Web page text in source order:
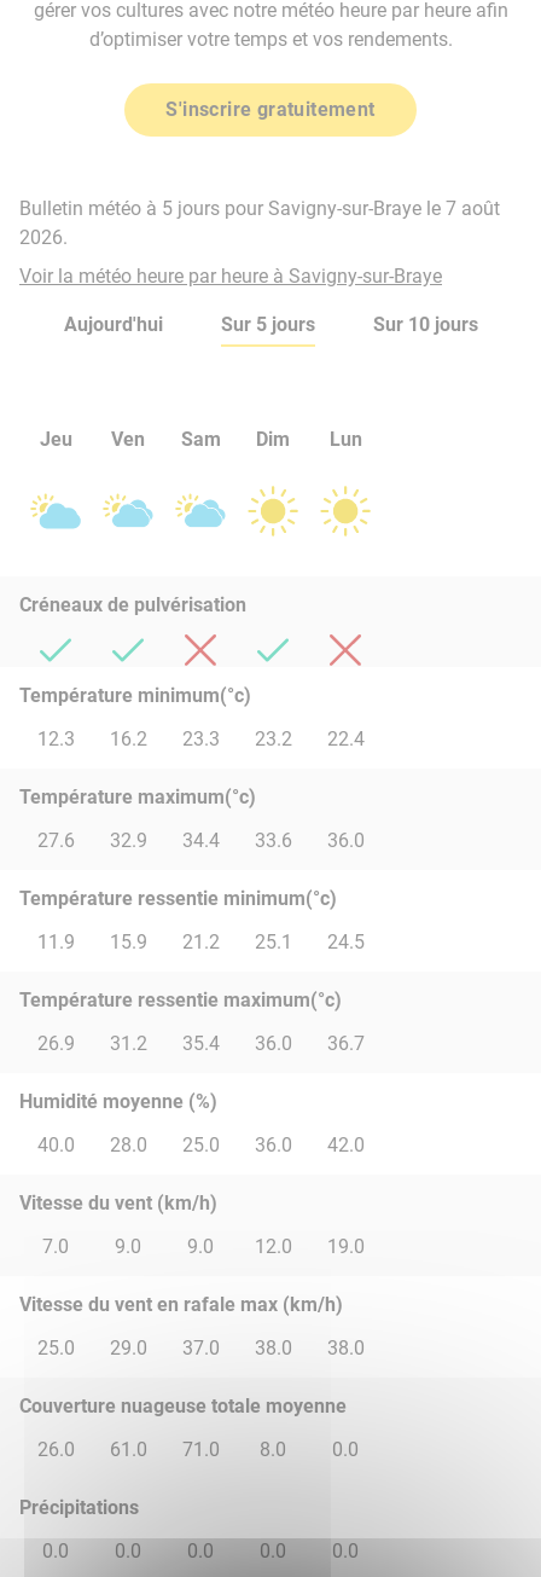
gérer vos cultures avec notre météo heure par heure afin
d’optimiser votre temps et vos rendements.
S'inscrire gratuitement
Bulletin météo à 5 jours pour Savigny-sur-Braye le 7 août
2026.
Voir la météo heure par heure à Savigny-sur-Braye
Aujourd'hui Sur 5 jours Sur 10 jours
Jeu Ven Sam Dim Lun
Créneaux de pulvérisation
Température minimum(°c)
12.3
16.2 23.3 23.2 22.4
Température maximum(°c)
27.6
32.9 34.4 33.6 36.0
Température ressentie minimum(°c)
11.9
15.9 21.2 25.1 24.5
Température ressentie maximum(°c)
26.9
31.2 35.4 36.0 36.7
Humidité moyenne (%)
40.0
28.0 25.0 36.0 42.0
Vitesse du vent (km/h)
7.0
9.0 9.0 12.0 19.0
Vitesse du vent en rafale max (km/h)
25.0
29.0 37.0 38.0 38.0
Couverture nuageuse totale moyenne
26.0
61.0 71.0 8.0 0.0
Précipitations
0.0
0.0 0.0 0.0 0.0